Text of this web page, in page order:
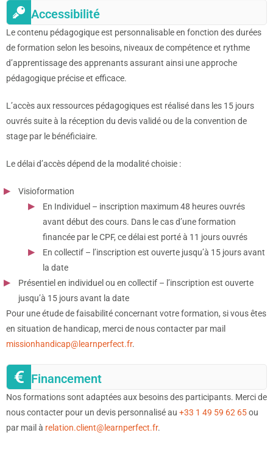
Accessibilité
Le contenu pédagogique est personnalisable en fonction des durées
de formation selon les besoins, niveaux de compétence et rythme
d’apprentissage des apprenants assurant ainsi une approche
pédagogique précise et efficace.
L’accès aux ressources pédagogiques est réalisé dans les 15 jours
ouvrés suite à la réception du devis validé ou de la convention de
stage par le bénéficiaire.
Le délai d’accès dépend de la modalité choisie :
Visioformation
En Individuel – inscription maximum 48 heures ouvrés
avant début des cours. Dans le cas d’une formation
financée par le CPF, ce délai est porté à 11 jours ouvrés
En collectif – l’inscription est ouverte jusqu’à 15 jours avant
la date
Présentiel en individuel ou en collectif – l’inscription est ouverte
jusqu’à 15 jours avant la date
Pour une étude de faisabilité concernant votre formation, si vous êtes
en situation de handicap, merci de nous contacter par mail
missionhandicap@learnperfect.fr.
Financement
Nos formations sont adaptées aux besoins des participants. Merci de
nous contacter pour un devis personnalisé au +33 1 49 59 62 65ou
par mail à relation.client@learnperfect.fr.